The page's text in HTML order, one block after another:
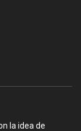
la idea de